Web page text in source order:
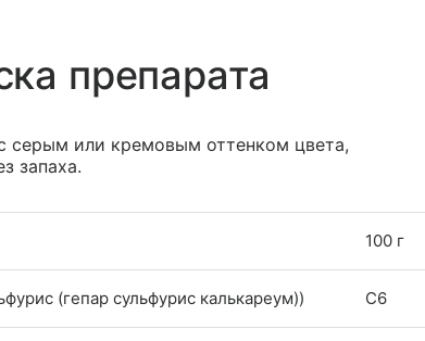
препарата
серым или кремовым оттенком цвета,
запаха.
100 г
(гепар сульфурис калькареум)) C6